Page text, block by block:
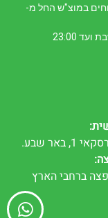
במוצ"ש החל מ-
23:00
באר שבע.
ברחבי הארץ